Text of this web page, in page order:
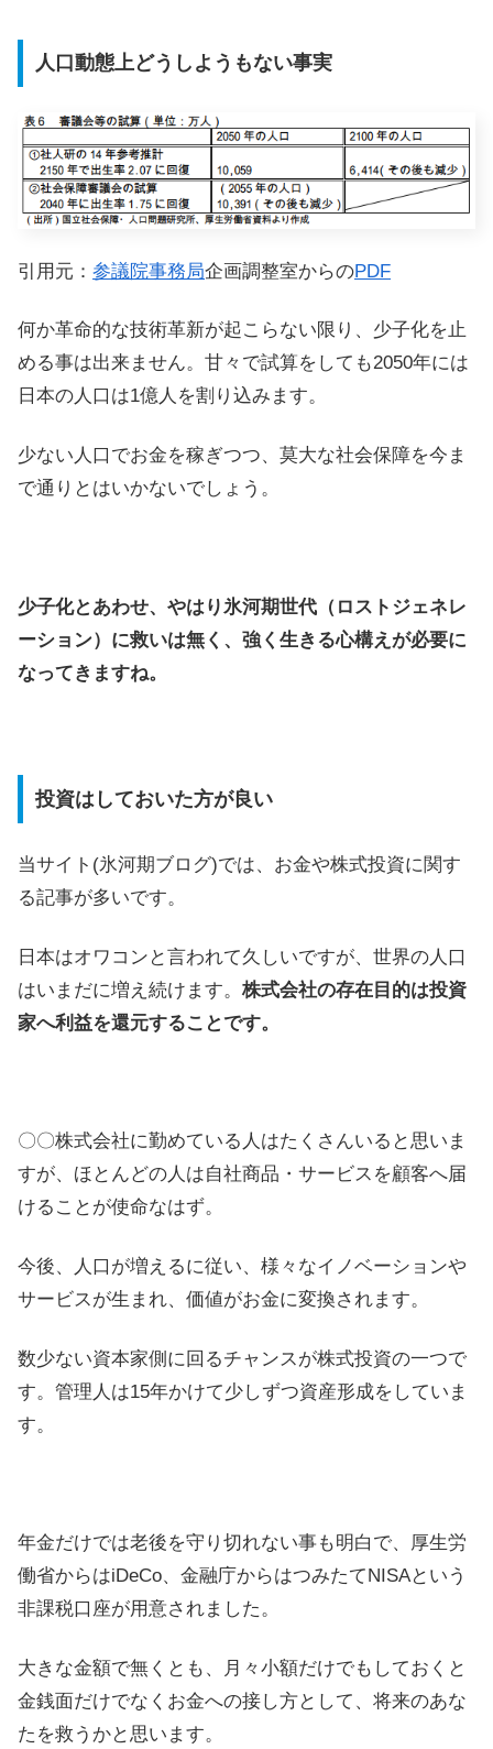
人口動態上どうしようもない事実
引用元： 参議院事務局企画調整室からのPDF
何か革命的な技術革新が起こらない限り、少子化を止
める事は出来ません。甘々で試算をしても2050年には
日本の人口は1億人を割り込みます。
少ない人口でお金を稼ぎつつ、莫大な社会保障を今ま
で通りとはいかないでしょう。
少子化とあわせ、やはり氷河期世代（ロストジェネレ
ーション）に救いは無く、強く生きる心構えが必要に
なってきますね。
投資はしておいた方が良い
当サイト(氷河期ブログ)では、お金や株式投資に関す
る記事が多いです。
日本はオワコンと言われて久しいですが、世界の人口
はいまだに増え続けます。 株式会社の存在目的は投資
家へ利益を還元することです。
〇〇株式会社に勤めている人はたくさんいると思いま
すが、ほとんどの人は自社商品・サービスを顧客へ届
けることが使命なはず。
今後、人口が増えるに従い、様々なイノベーションや
サービスが生まれ、価値がお金に変換されます。
数少ない資本家側に回るチャンスが株式投資の一つで
す。管理人は15年かけて少しずつ資産形成をしていま
す。
年金だけでは老後を守り切れない事も明白で、厚生労
働省からはiDeCo、金融庁からはつみたてNISAという
非課税口座が用意されました。
大きな金額で無くとも、月々小額だけでもしておくと
金銭面だけでなくお金への接し方として、将来のあな
たを救うかと思います。